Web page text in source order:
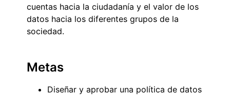
cuentas hacia la ciudadanía y el valor de los
datos hacia los diferentes grupos de la
sociedad.
Metas
Diseñar y aprobar una política de datos